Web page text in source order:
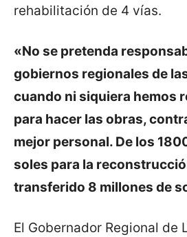
rehabilitación de 4 vías.
«No se pretenda
gobiernos regionales de
cuando ni siquiera hemos
para hacer las obras,
mejor personal. De los
soles para la
transferido 8 millones de
El Gobernador Regional de